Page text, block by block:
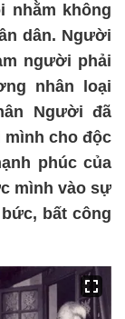
nhằm không
dân. Người
người phải
nhân loại
Người đã
mình cho độc
phúc của
mình vào sự
bất công